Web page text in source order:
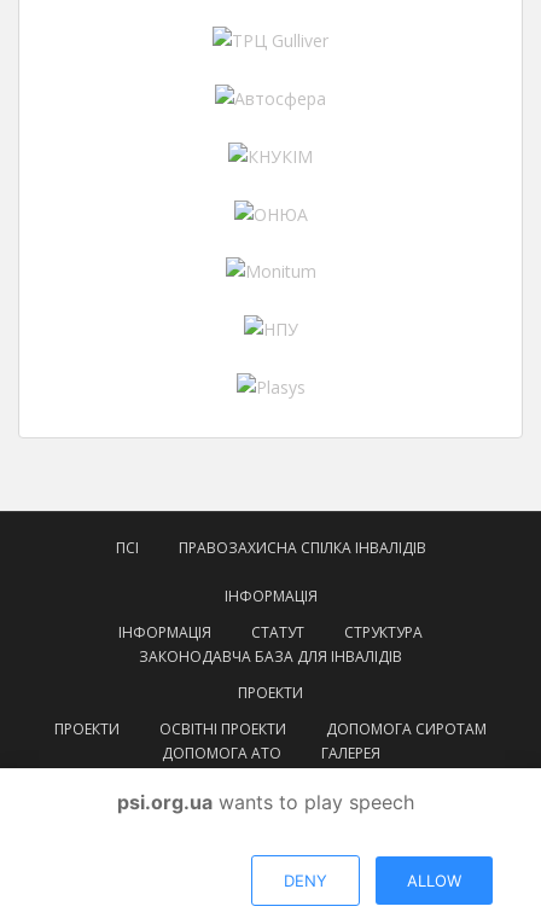
ПСІ ПРАВОЗАХИСНА СПІЛКА ІНВАЛІДІВ
ІНФОРМАЦІЯ
ІНФОРМАЦІЯ
СТАТУТ
СТРУКТУРА
ЗАКОНОДАВЧА БАЗА ДЛЯ ІНВАЛІДІВ
ПРОЕКТИ
ПРОЕКТИ
ОСВІТНІ ПРОЕКТИ
ДОПОМОГА СИРОТАМ
ДОПОМОГА АТО
ГАЛЕРЕЯ
Правозахисна спілка інвалідівТема від Colorlib. Працює на
WordPress
psi.org.ua wants to play speech
DENY ALLOW